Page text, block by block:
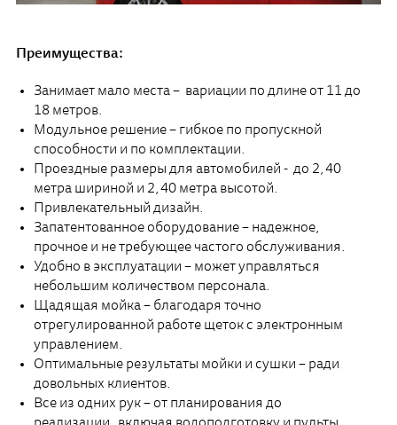
Преимущества:
Занимает мало места – вариации по длине от 11 до
18 метров.
Модульное решение – гибкое по пропускной
способности и по комплектации.
Проездные размеры для автомобилей - до 2,40
метра шириной и 2,40 метра высотой.
Привлекательный дизайн.
Запатентованное оборудование – надежное,
прочное и не требующее частого обслуживания.
Удобно в эксплуатации – может управляться
небольшим количеством персонала.
Щадящая мойка – благодаря точно
отрегулированной работе щеток с электронным
управлением.
Оптимальные результаты мойки и сушки – ради
довольных клиентов.
Все из одних рук – от планирования до